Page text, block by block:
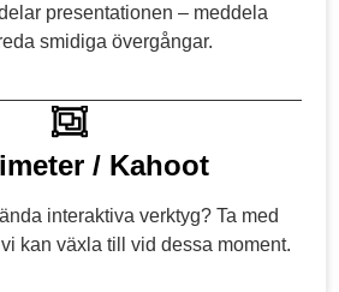
presentationen – meddela
smidiga övergångar.
/ Kahoot
interaktiva verktyg? Ta med
kan växla till vid dessa moment.